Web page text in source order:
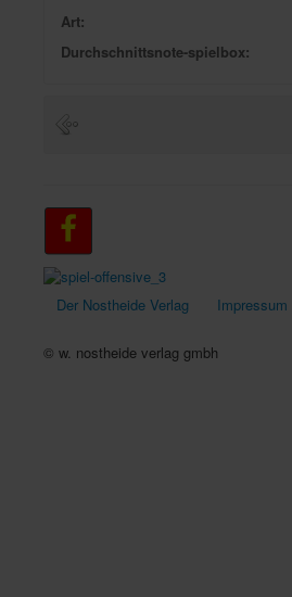
Art:
Durchschnittsnote-spielbox:
Der Nostheide Verlag
© w. nostheide verlag gmbh